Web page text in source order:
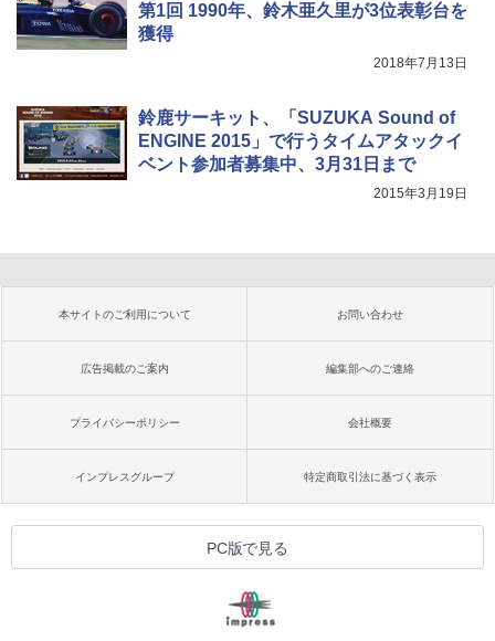
第1回 1990年、鈴木亜久里が3位表彰台を
獲得
2018年7月13日
鈴鹿サーキット、「SUZUKA Sound of
ENGINE 2015」で行うタイムアタックイ
ベント参加者募集中、3月31日まで
2015年3月19日
本サイトのご利用について お問い合わせ
広告掲載のご案内 編集部へのご連絡
プライバシーポリシー 会社概要
インプレスグループ 特定商取引法に基づく表示
PC版で見る